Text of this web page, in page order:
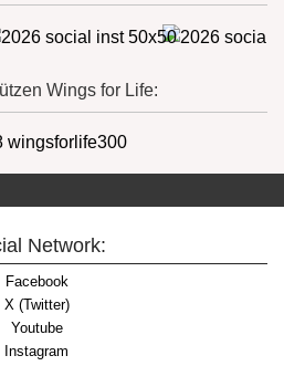
Wings for Life:
Network:
Facebook
X (Twitter)
Youtube
Instagram